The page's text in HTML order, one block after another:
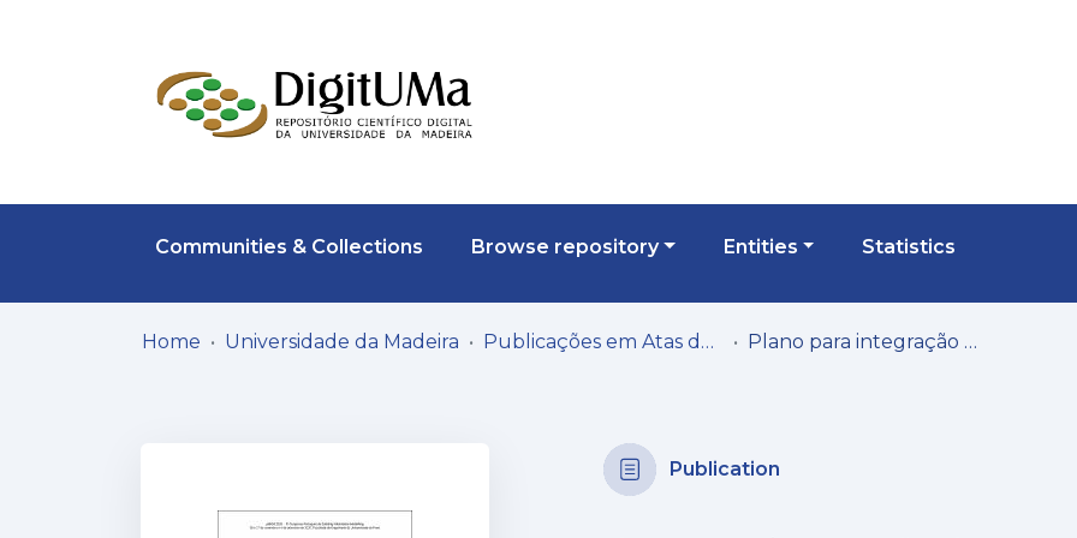
Communities & Collections Browse repository Entities Statistics
Home Universidade da Madeira Publicações em Atas de Congressos/Conferências, etc. Plano para integração do BIM em diversas disciplinas do curso de engenharia civil da UMa
Publication